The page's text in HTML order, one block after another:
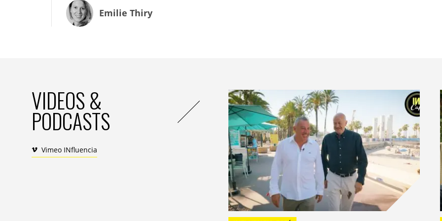
de garder le contact et de mener à bien nos différents projets.
Par ailleurs, nous avons également mis en place une plateforme numérique 100% digitale qui
répertorie l’ensemble des missions de mécénat auxquelles les collaborateurs peuvent
s’inscrire. Cette nouvelle plateforme contribue à favoriser l’engagement des collaborateurs et
permet de garder un lien malgré le travail à distance.
A l’avenir, nous souhaitons favoriser des rencontres et des échanges directs entre les
membres du Conseil d’Administration et les membres du Comité de Sélection de la Fondation
afin d’entretenir un dialogue constructif sur la place du mécénat dans la stratégie RSE du
TG/MF : Cette année, Admical met à l’honneur, pendant le Mécènes Forum, le décloisonnement :
décloisonnement des causes, hybridation des modèles économiques, diminution des frontières entre la
Emilie Thiry
VIDEOS &
PODCASTS
Vimeo INfluencia